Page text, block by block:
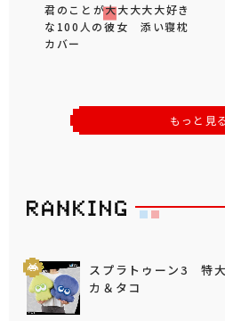
君のことが大大大大大好き
な100人の彼女 添い寝枕
カバー
もっと見る
スプラトゥーン3 特
カ＆タコ